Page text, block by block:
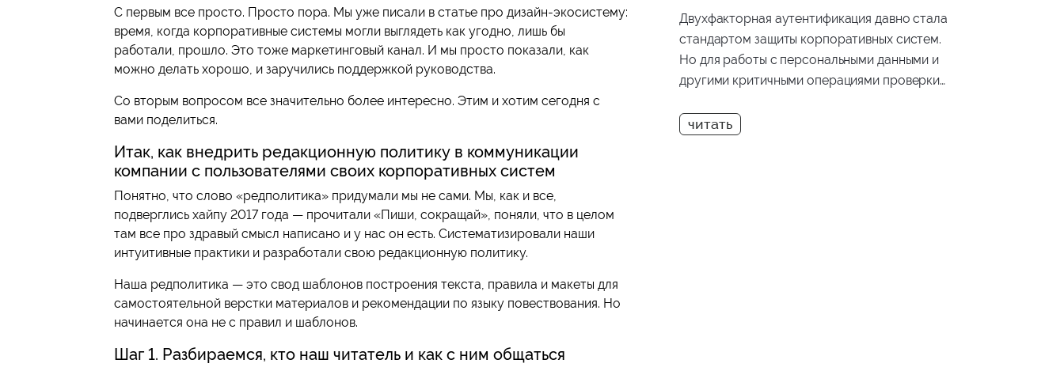
С первым все просто. Просто пора. Мы уже писали в статье про дизайн-экосистему:
время, когда корпоративные системы могли выглядеть как угодно, лишь бы
работали, прошло. Это тоже маркетинговый канал. И мы просто показали, как
можно делать хорошо, и заручились поддержкой руководства.
Со вторым вопросом все значительно более интересно. Этим и хотим сегодня с
вами поделиться.
Итак, как внедрить редакционную политику в коммуникации
компании с пользователями своих корпоративных систем
Понятно, что слово «редполитика» придумали мы не сами. Мы, как и все,
подверглись хайпу 2017 года — прочитали «Пиши, сокращай», поняли, что в целом
там все про здравый смысл написано и у нас он есть. Систематизировали наши
интуитивные практики и разработали свою редакционную политику.
Наша редполитика — это свод шаблонов построения текста, правила и макеты для
самостоятельной верстки материалов и рекомендации по языку повествования. Но
начинается она не с правил и шаблонов.
Шаг 1. Разбираемся, кто наш читатель и как с ним общаться
Двухфакторная аутентификация давно стала
стандартом защиты корпоративных систем.
Но для работы с персональными данными и
другими критичными операциями проверки
недостаточно. В этой статье разберем, чем